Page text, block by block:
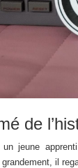
de
un jeune
grandement, il